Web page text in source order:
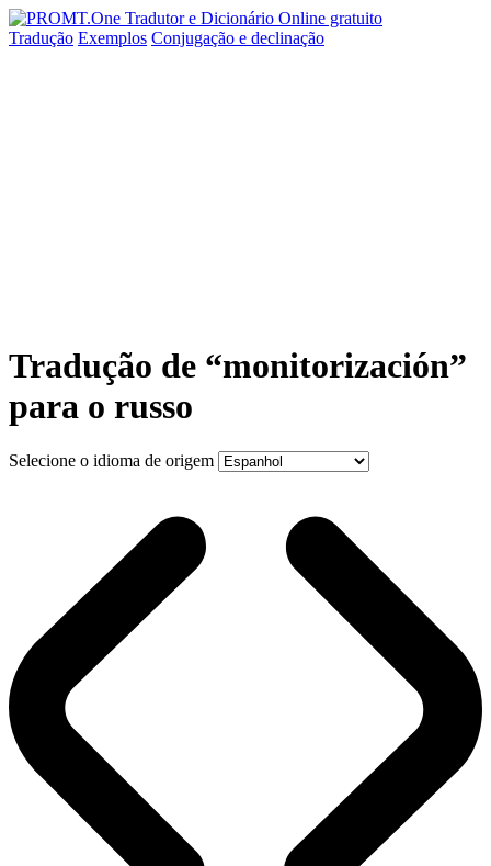
Tradução Exemplos Conjugação e declinação
Tradução de “monitorización”
para o russo
Selecione o idioma de origem